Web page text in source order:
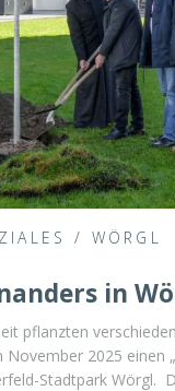
/ WÖRGL
in
pflanzten
2025 einen
Stadtpark Wörgl.